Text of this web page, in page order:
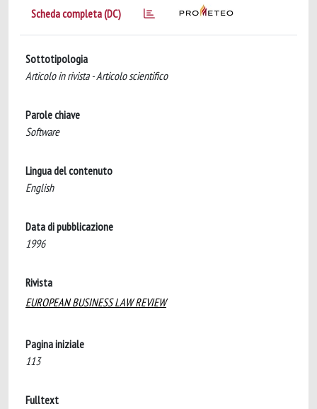
Scheda completa (DC)
Sottotipologia
Articolo in rivista - Articolo scientifico
Parole chiave
Software
Lingua del contenuto
English
Data di pubblicazione
1996
Rivista
EUROPEAN BUSINESS LAW REVIEW
Pagina iniziale
113
Fulltext